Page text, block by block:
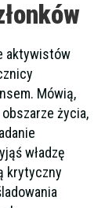
aktywistów
Mówią,
życia,
władzę
krytyczny